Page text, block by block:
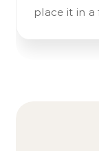
place it in a